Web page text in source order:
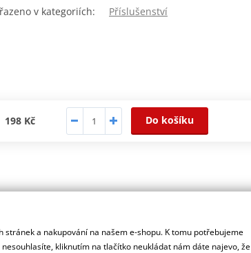
v kategoriích: Příslušenství
198 Kč Do košíku
a nakupování na našem e-shopu. K tomu potřebujeme
kliknutím na tlačítko neukládat nám dáte najevo, že